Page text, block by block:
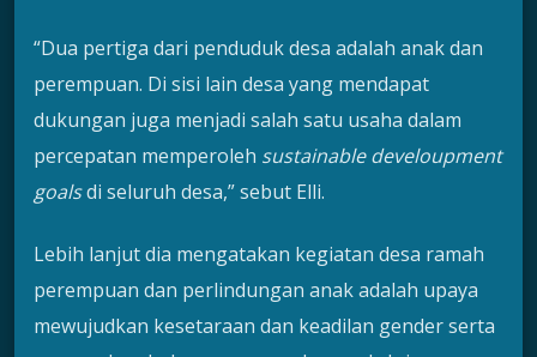
“Dua pertiga dari penduduk desa adalah anak dan
perempuan. Di sisi lain desa yang mendapat
dukungan juga menjadi salah satu usaha dalam
percepatan memperoleh sustainable develoupment
goalsdi seluruh desa,” sebut Elli.
Lebih lanjut dia mengatakan kegiatan desa ramah
perempuan dan perlindungan anak adalah upaya
mewujudkan kesetaraan dan keadilan gender serta